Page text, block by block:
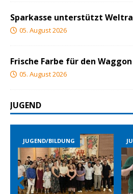
Sparkasse unterstützt
05. August 2026
Frische Farbe für den Waggon
05. August 2026
JUGEND
JUGEND/BILDUNG